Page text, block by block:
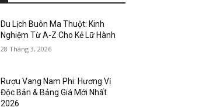
Du Lịch Buôn Ma Thuột: Kinh
Nghiệm Từ A-Z Cho Kẻ Lữ Hành
28 Tháng 3, 2026
Rượu Vang Nam Phi: Hương Vị
Độc Bản & Bảng Giá Mới Nhất
2026